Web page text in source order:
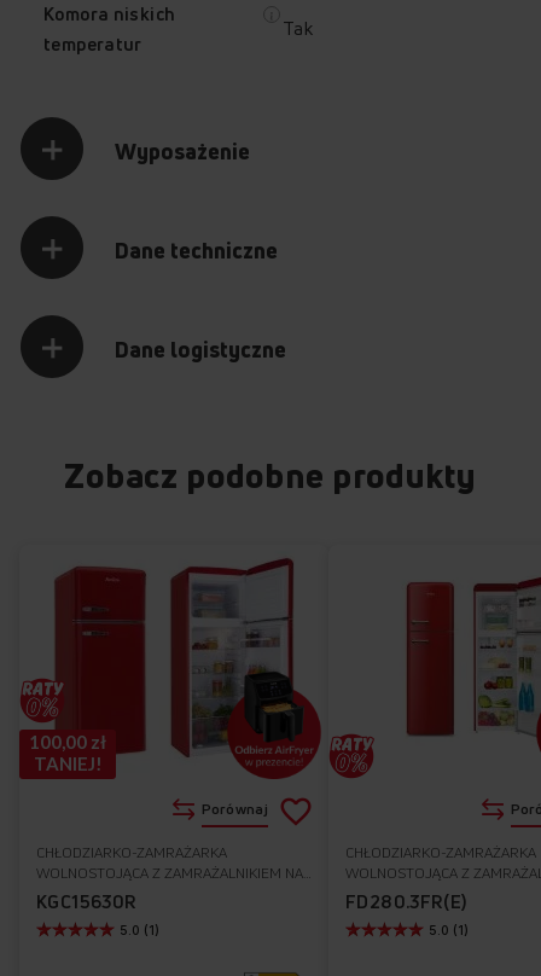
Komora niskich
temperatur
Tak
Wyposażenie
Dane techniczne
Dane logistyczne
Zobacz podobne produkty
CHŁODZIARKO-ZAMRAŻARKA
WOLNOSTOJĄCA Z ZAMRAŻALNIKIEM NA
GÓRZE
KGC15630R
5.0 (1)
Porównaj Dodaj
ulubionych
100,00 zł
TANIEJ!
CHŁODZIARKO-ZAMRAŻARKA
WOLNOSTOJĄCA Z
GÓRZE
FD280.3FR(E)
5.0 (1)